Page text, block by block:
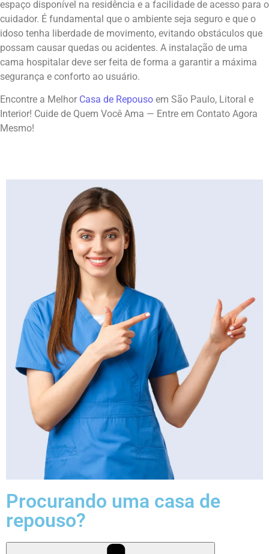
espaço disponível na residência e a facilidade de acesso para o
cuidador. É fundamental que o ambiente seja seguro e que o
idoso tenha liberdade de movimento, evitando obstáculos que
possam causar quedas ou acidentes. A instalação de uma
cama hospitalar deve ser feita de forma a garantir a máxima
segurança e conforto ao usuário.
Encontre a Melhor Casa de Repouso em São Paulo, Litoral e
Interior! Cuide de Quem Você Ama — Entre em Contato Agora
Mesmo!
Procurando uma casa de
repouso?